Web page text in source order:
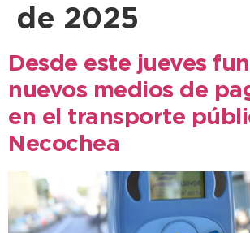
de 2025
Desde este jueves
nuevos medios de
en el transporte
Necochea